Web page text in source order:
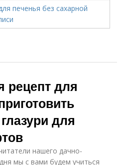
рецепт для
для
нашего дачно-
мы с вами будем учиться